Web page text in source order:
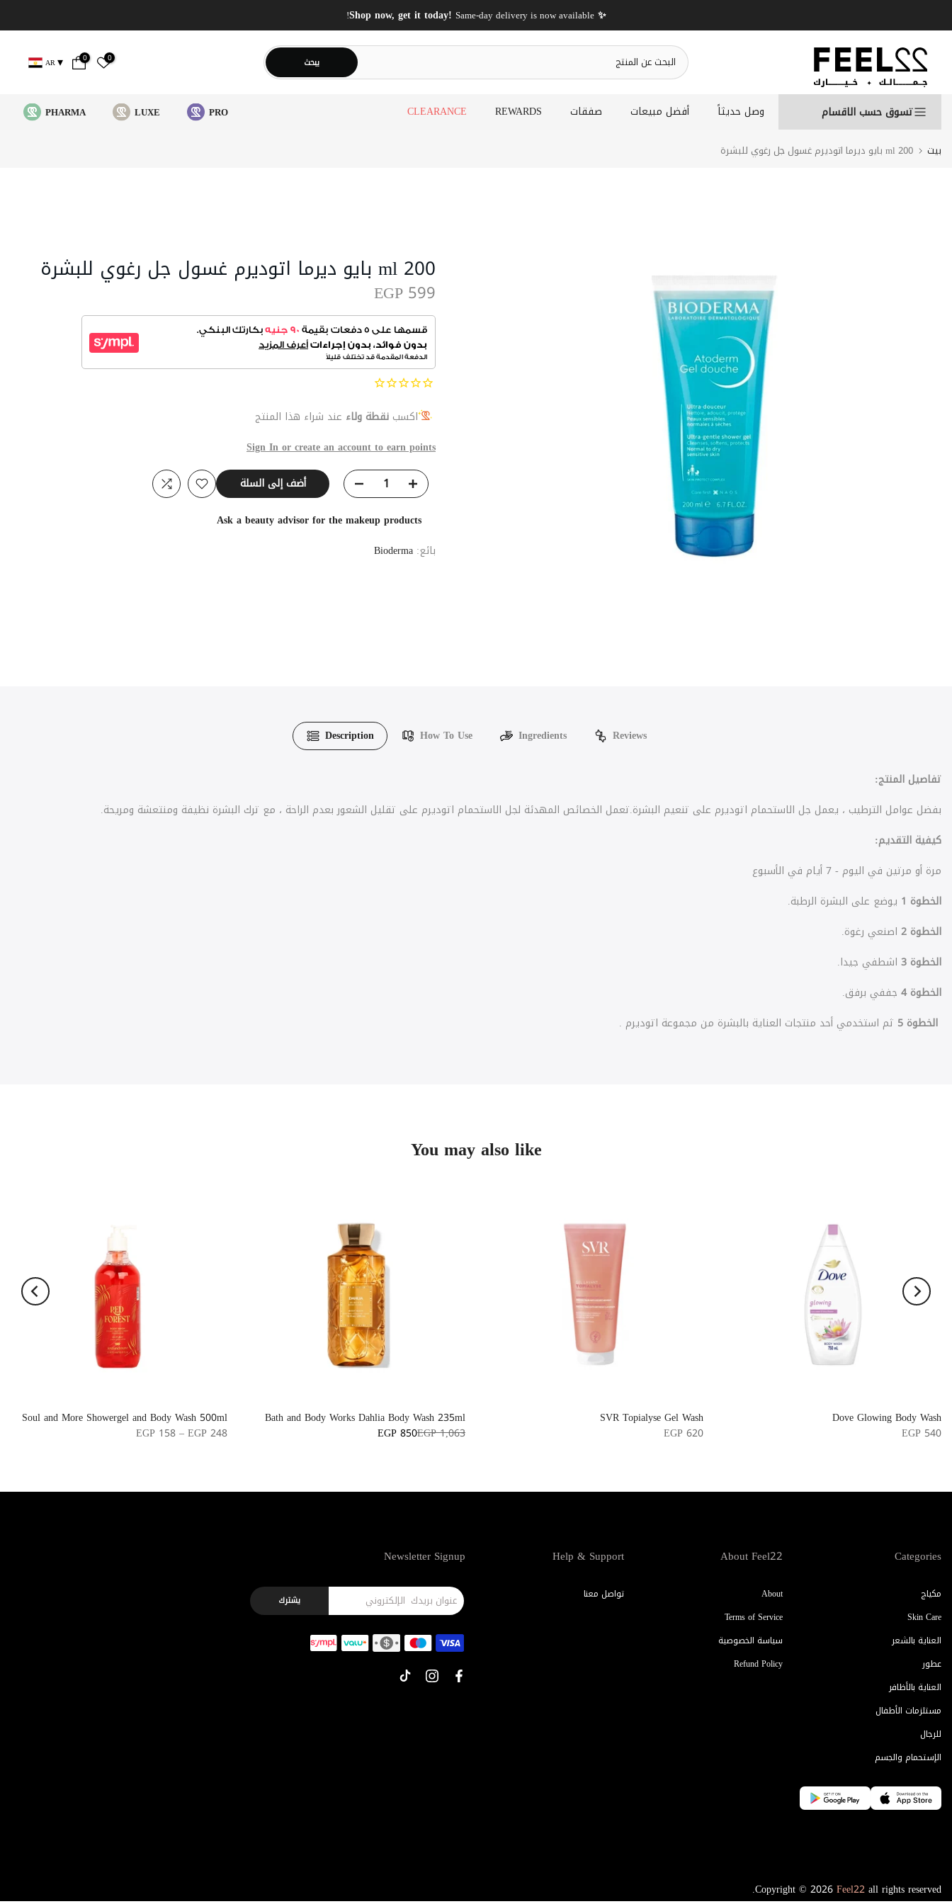
إلى
المحتوى
✨ Shop now, get it today!
Same-day delivery is now available!
يبحث 0
0
AR
تسوق حسب الاقسام وصل حديثاً أفضل مبيعات صفقات REWARDS
CLEARANCE
PRO
LUXE
PHARMA
بيت 200 ml بايو ديرما اتوديرم غسول جل رغوي للبشرة
200 ml بايو ديرما اتوديرم غسول جل رغوي للبشرة
EGP 599
اكسب نقطة ولاء عند شراء هذا المنتج
Sign In or create an account to earn points
أضف إلى السلة
Ask a beauty advisor for the makeup products
بائع: Bioderma
Description How To Use Ingredients Reviews
تفاصيل المنتج:
بفضل عوامل الترطيب ، يعمل جل الاستحمام اتوديرم على تنعيم البشرة.تعمل الخصائص المهدئة لجل الاستحمام اتوديرم على تقليل الشعور بعدم الراحة ، مع ترك البشرة نظيفة ومنتعشة ومريحة.
كيفية التقديم:
مرة أو مرتين في اليوم - 7 أيام في الأسبوع
الخطوة 1 يوضع على البشرة الرطبة.
الخطوة 2 اصنعي رغوة.
الخطوة 3 اشطفي جيدا.
الخطوة 4 جففي برفق.
الخطوة 5 ثم استخدمي أحد منتجات العناية بالبشرة من مجموعة اتوديرم .
You may also like
Soul and More Showergel and Body Wash 500ml
EGP 158 – EGP 248
Bath and Body Works Dahlia Body Wash 235ml
EGP 1,063
EGP 850
SVR Topialyse Gel Wash
EGP 620
Dove Glowing Body Wash
EGP 540
Categories
مكياج
Skin Care
العناية بالشعر
عطور
العناية بالأظافر
مستلزمات الأطفال
للرجال
الإستحمام والجسم
About Feel22
About
Terms of Service
سياسة الخصوصية
Refund Policy
Help & Support
تواصل معنا
Newsletter Signup
يشترك
Copyright © 2026Feel22all rights reserved.